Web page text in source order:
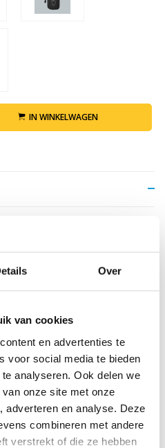
Over
van cookies
en advertenties te
voor social media te bieden
analyseren. Ook delen we
onze site met onze
adverteren en analyse. Deze
combineren met andere
verstrekt of die ze hebben
IN WINKELWAGEN
te bevestigen is op elke Micro
en is geschikt voor alle
van de flessenhouder